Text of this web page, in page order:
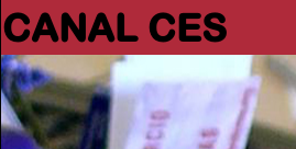
CANAL CES